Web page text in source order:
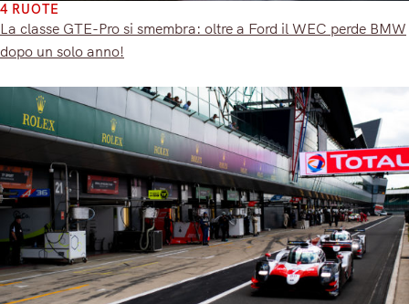
4 RUOTE
La classe GTE-Pro si smembra: oltre a Ford il WEC perde BMW
dopo un solo anno!